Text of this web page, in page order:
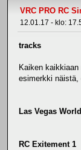
VRC PRO RC
12.01.17 - klo:
tracks
Kaiken
esimerkki näistä,
Las Vegas
RC Exitement 1